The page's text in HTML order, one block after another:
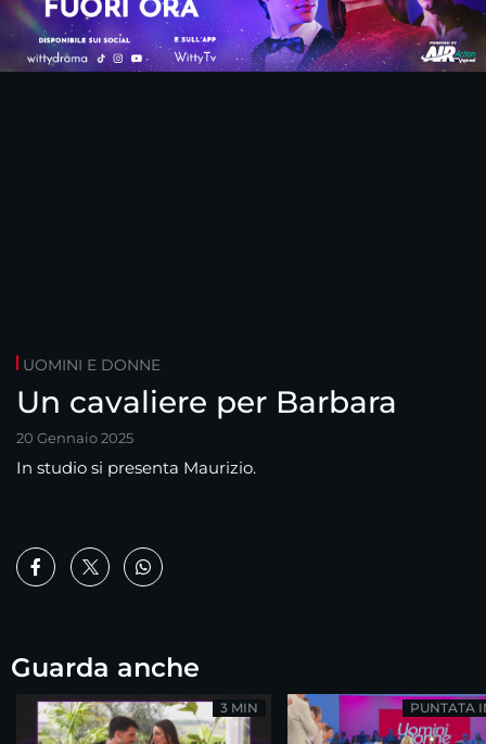
UOMINI E DONNE
Un cavaliere per Barbara
20 Gennaio 2025
In studio si presenta Maurizio.
Guarda anche
3 MIN PUNTATA